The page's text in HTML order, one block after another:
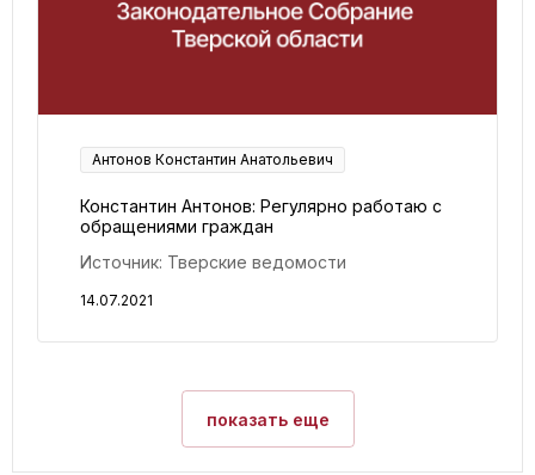
Антонов Константин Анатольевич
Константин Антонов: Регулярно работаю с
обращениями граждан
Источник: Тверские ведомости
14.07.2021
показать еще